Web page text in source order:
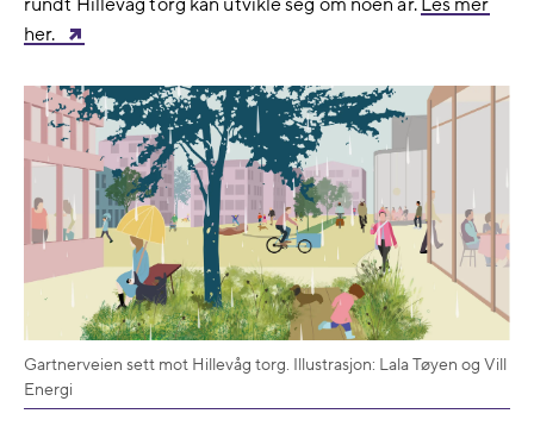
rundt Hillevåg torg kan utvikle seg om noen år.​ Les mer
her.
Gartnerveien sett mot Hillevåg torg. Illustrasjon: Lala Tøyen og Vill
Energi